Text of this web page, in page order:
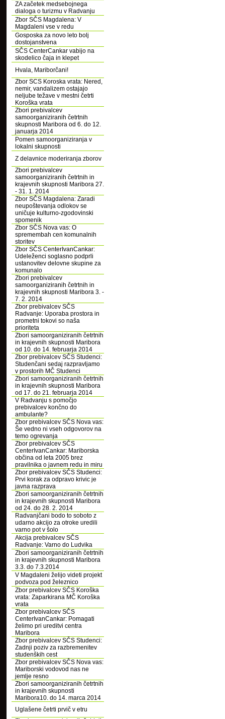
ZA začetek medsebojnega
dialoga o turizmu v Radvanju
Zbor SČS Magdalena: V
Magdaleni vse v redu
Gosposka za novo leto bolj
dostojanstvena
SČS CenterCankar vabijo na
skodelico čaja in klepet
Hvala, Mariborčani!
Zbor SCS Koroska vrata: Nered,
nemir, vandalizem ostajajo
neljube težave v mestni četrti
Koroška vrata
Zbori prebivalcev
samoorganiziranih četrtnih
skupnosti Maribora od 6. do 12.
januarja 2014
Pomen samoorganiziranja v
lokalni skupnosti
Z delavnice moderiranja zborov
Zbori prebivalcev
samoorganiziranih četrtnih in
krajevnih skupnosti Maribora 27.
- 31. 1. 2014
Zbor SČS Magdalena: Zaradi
neupoštevanja odlokov se
uničuje kulturno-zgodovinski
spomenik
Zbor SČS Nova vas: O
spremembah cen komunalnih
storitev
Zbor SČS CenterIvanCankar:
Udeleženci soglasno podprli
ustanovitev delovne skupine za
komunalo
Zbori prebivalcev
samoorganiziranih četrtnih in
krajevnih skupnosti Maribora 3. -
7. 2. 2014
Zbor prebivalcev SČS
Radvanje: Uporaba prostora in
prometni tokovi so naša
prioriteta
Zbori samoorganiziranih četrtnih
in krajevnih skupnosti Maribora
od 10. do 14. februarja 2014
Zbor prebivalcev SČS Studenci:
Studenčani sedaj razpravljamo
v prostorih MČ Studenci
Zbori samoorganiziranih četrtnih
in krajevnih skupnosti Maribora
od 17. do 21. februarja 2014
V Radvanju s pomočjo
prebivalcev končno do
ambulante?
Zbor prebivalcev SČS Nova vas:
Še vedno ni vseh odgovorov na
temo ogrevanja
Zbor prebivalcev SČS
CenterIvanCankar: Mariborska
občina od leta 2005 brez
pravilnika o javnem redu in miru
Zbor prebivalcev SČS Studenci:
Prvi korak za odpravo krivic je
javna razprava
Zbori samoorganiziranih četrtnih
in krajevnih skupnosti Maribora
od 24. do 28. 2. 2014
Radvanjčani bodo to soboto z
udarno akcijo za otroke uredili
varno pot v šolo
Akcija prebivalcev SČS
Radvanje: Varno do Ludvika
Zbori samoorganiziranih četrtnih
in krajevnih skupnosti Maribora
3.3. do 7.3.2014
V Magdaleni želijo videti projekt
podvoza pod železnico
Zbor prebivalcev SČS Koroška
vrata: Zaparkirana MČ Koroška
vrata
Zbor prebivalcev SČS
CenterIvanCankar: Pomagati
želimo pri ureditvi centra
Maribora
Zbor prebivalcev SČS Studenci:
Zadnji poziv za razbremenitev
studenških cest
Zbor prebivalcev SČS Nova vas:
Mariborski vodovod nas ne
jemlje resno
Zbori samoorganiziranih četrtnih
in krajevnih skupnosti
Maribora10. do 14. marca 2014
Uglašene četrti prvič v etru